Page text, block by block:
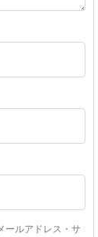
ールアドレス・サ